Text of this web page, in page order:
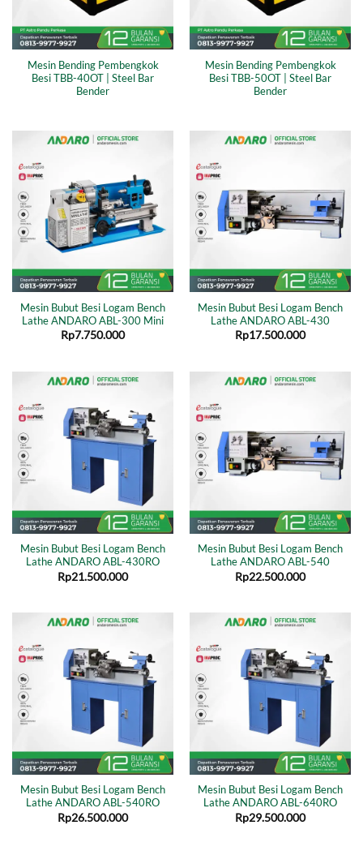
Mesin Bending Pembengkok
Besi TBB-40OT | Steel Bar
Bender
Mesin Bending Pembengkok
Besi TBB-50OT | Steel Bar
Bender
Mesin Bubut Besi Logam Bench
Lathe ANDARO ABL-300 Mini
Rp7.750.000
Mesin Bubut Besi Logam Bench
Lathe ANDARO ABL-430
Rp17.500.000
Mesin Bubut Besi Logam Bench
Lathe ANDARO ABL-430RO
Rp21.500.000
Mesin Bubut Besi Logam Bench
Lathe ANDARO ABL-540
Rp22.500.000
Mesin Bubut Besi Logam Bench
Lathe ANDARO ABL-540RO
Rp26.500.000
Mesin Bubut Besi Logam Bench
Lathe ANDARO ABL-640RO
Rp29.500.000